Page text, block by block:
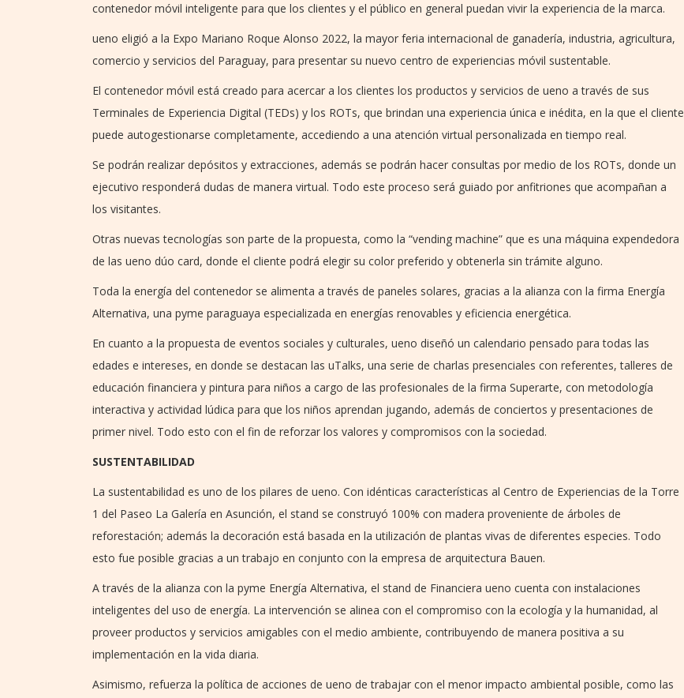
contenedor móvil inteligente para que los clientes y el público en general puedan vivir la experiencia de la marca.
ueno eligió a la Expo Mariano Roque Alonso 2022, la mayor feria internacional de ganadería, industria, agricultura,
comercio y servicios del Paraguay, para presentar su nuevo centro de experiencias móvil sustentable.
El contenedor móvil está creado para acercar a los clientes los productos y servicios de ueno a través de sus
Terminales de Experiencia Digital (TEDs) y los ROTs, que brindan una experiencia única e inédita, en la que el cliente
puede autogestionarse completamente, accediendo a una atención virtual personalizada en tiempo real.
Se podrán realizar depósitos y extracciones, además se podrán hacer consultas por medio de los ROTs, donde un
ejecutivo responderá dudas de manera virtual. Todo este proceso será guiado por anfitriones que acompañan a
los visitantes.
Otras nuevas tecnologías son parte de la propuesta, como la “vending machine” que es una máquina expendedora
de las ueno dúo card, donde el cliente podrá elegir su color preferido y obtenerla sin trámite alguno.
Toda la energía del contenedor se alimenta a través de paneles solares, gracias a la alianza con la firma Energía
Alternativa, una pyme paraguaya especializada en energías renovables y eficiencia energética.
En cuanto a la propuesta de eventos sociales y culturales, ueno diseñó un calendario pensado para todas las
edades e intereses, en donde se destacan las uTalks, una serie de charlas presenciales con referentes, talleres de
educación financiera y pintura para niños a cargo de las profesionales de la firma Superarte, con metodología
interactiva y actividad lúdica para que los niños aprendan jugando, además de conciertos y presentaciones de
primer nivel. Todo esto con el fin de reforzar los valores y compromisos con la sociedad.
SUSTENTABILIDAD
La sustentabilidad es uno de los pilares de ueno. Con idénticas características al Centro de Experiencias de la Torre
1 del Paseo La Galería en Asunción, el stand se construyó 100% con madera proveniente de árboles de
reforestación; además la decoración está basada en la utilización de plantas vivas de diferentes especies. Todo
esto fue posible gracias a un trabajo en conjunto con la empresa de arquitectura Bauen.
A través de la alianza con la pyme Energía Alternativa, el stand de Financiera ueno cuenta con instalaciones
inteligentes del uso de energía. La intervención se alinea con el compromiso con la ecología y la humanidad, al
proveer productos y servicios amigables con el medio ambiente, contribuyendo de manera positiva a su
implementación en la vida diaria.
Asimismo, refuerza la política de acciones de ueno de trabajar con el menor impacto ambiental posible, como las